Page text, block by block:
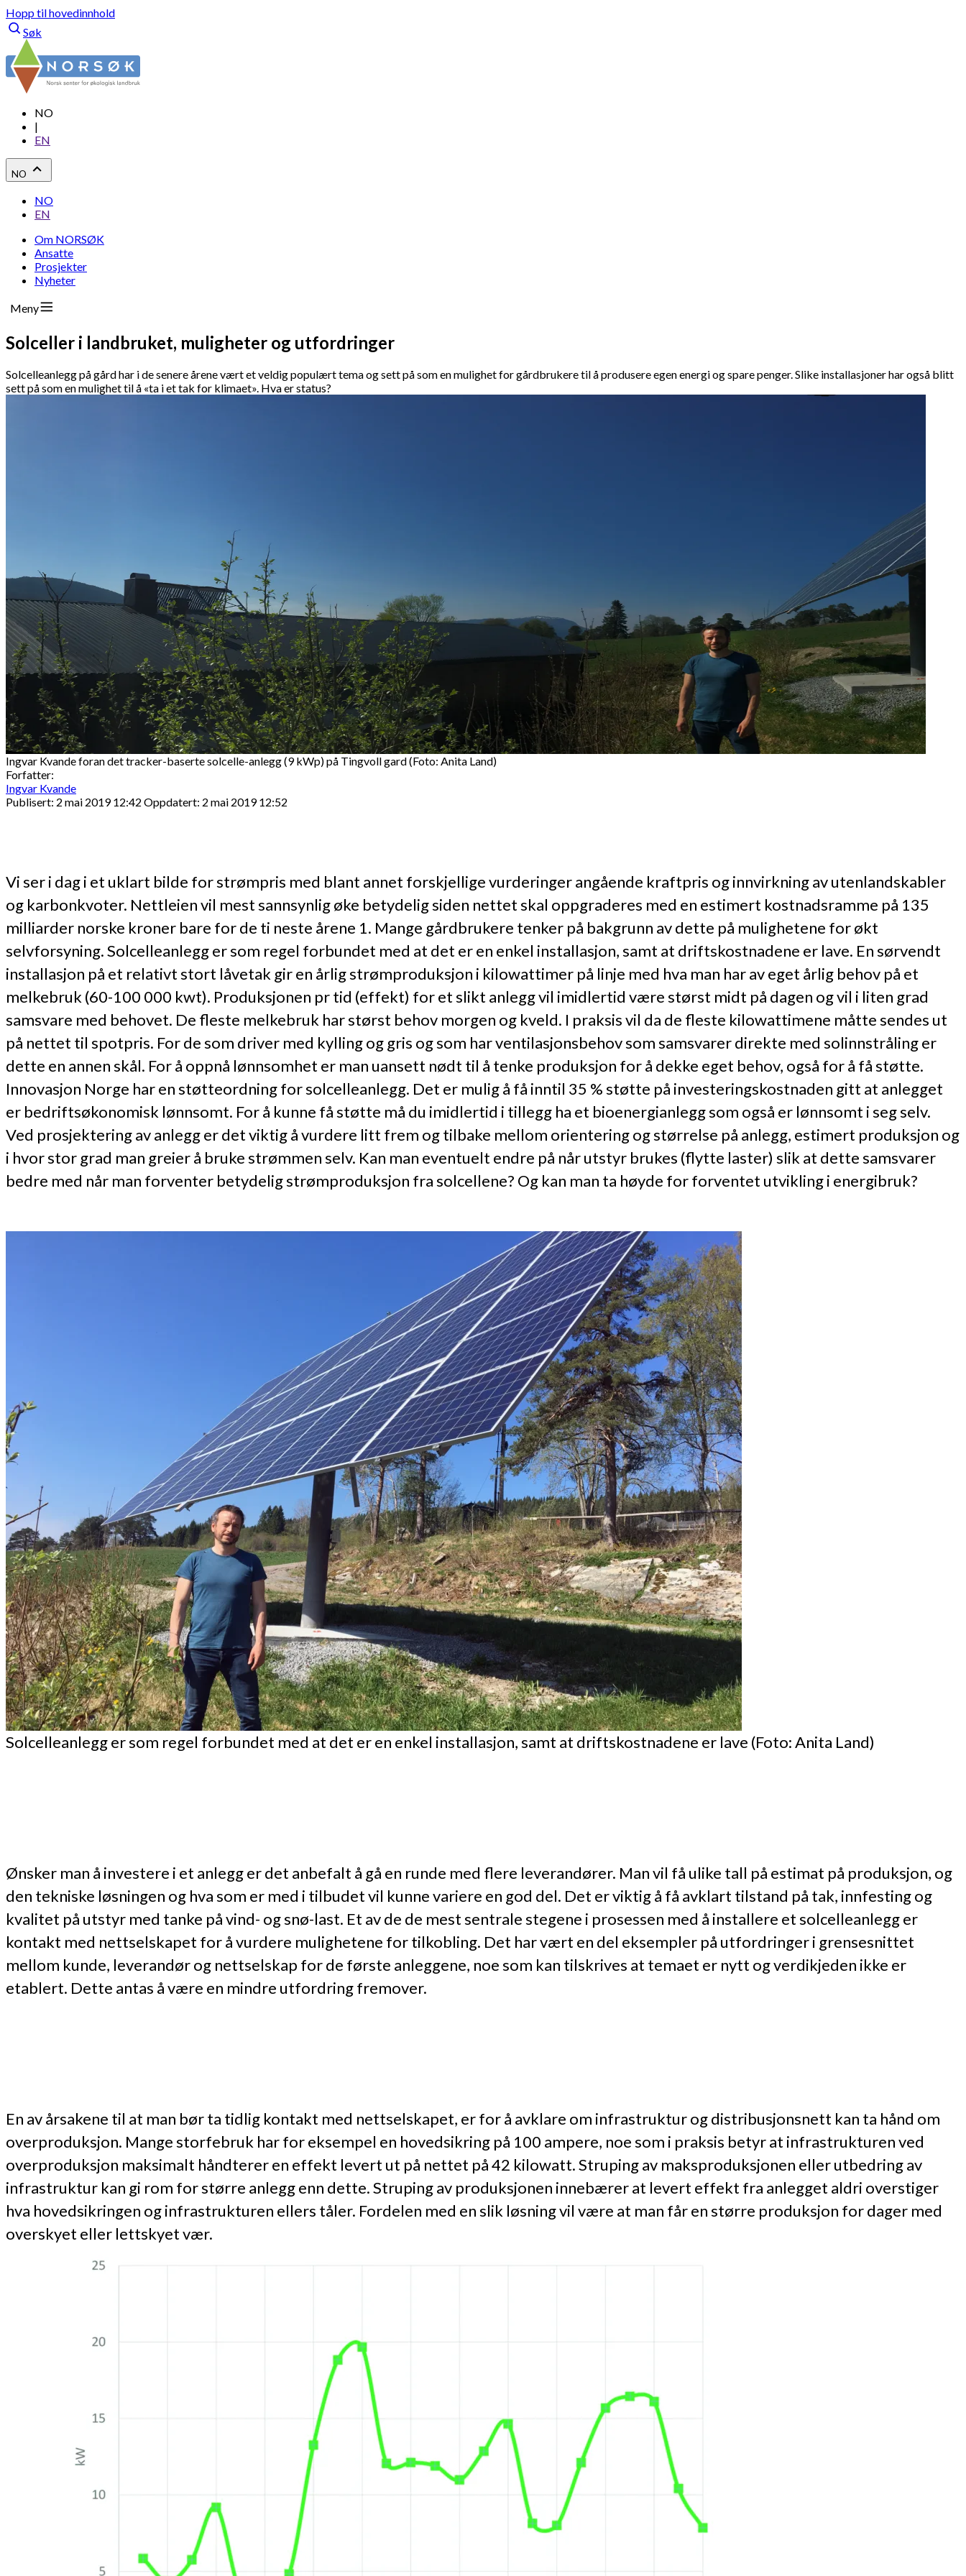
Hopp til hovedinnhold
Søk
NO
|
EN
NO
NO
EN
Om NORSØK
Ansatte
Prosjekter
Nyheter
Meny
Solceller i landbruket, muligheter og utfordringer
Solcelleanlegg på gård har i de senere årene vært et veldig populært tema og sett på som en mulighet for gårdbrukere til å produsere egen energi og spare penger. Slike installasjoner har også blitt
sett på som en mulighet til å «ta i et tak for klimaet». Hva er status?
Ingvar Kvande foran det tracker-baserte solcelle-anlegg (9 kWp) på Tingvoll gard (Foto: Anita Land)
Forfatter:
Ingvar Kvande
Publisert: 2 mai 2019 12:42 Oppdatert: 2 mai 2019 12:52
Vi ser i dag i et uklart bilde for strømpris med blant annet forskjellige vurderinger angående kraftpris og innvirkning av utenlandskabler
og karbonkvoter. Nettleien vil mest sannsynlig øke betydelig siden nettet skal oppgraderes med en estimert kostnadsramme på 135
milliarder norske kroner bare for de ti neste årene 1. Mange gårdbrukere tenker på bakgrunn av dette på mulighetene for økt
selvforsyning. Solcelleanlegg er som regel forbundet med at det er en enkel installasjon, samt at driftskostnadene er lave. En sørvendt
installasjon på et relativt stort låvetak gir en årlig strømproduksjon i kilowattimer på linje med hva man har av eget årlig behov på et
melkebruk (60-100 000 kwt). Produksjonen pr tid (effekt) for et slikt anlegg vil imidlertid være størst midt på dagen og vil i liten grad
samsvare med behovet. De fleste melkebruk har størst behov morgen og kveld. I praksis vil da de fleste kilowattimene måtte sendes ut
på nettet til spotpris. For de som driver med kylling og gris og som har ventilasjonsbehov som samsvarer direkte med solinnstråling er
dette en annen skål. For å oppnå lønnsomhet er man uansett nødt til å tenke produksjon for å dekke eget behov, også for å få støtte.
Innovasjon Norge har en støtteordning for solcelleanlegg. Det er mulig å få inntil 35 % støtte på investeringskostnaden gitt at anlegget
er bedriftsøkonomisk lønnsomt. For å kunne få støtte må du imidlertid i tillegg ha et bioenergianlegg som også er lønnsomt i seg selv.
Ved prosjektering av anlegg er det viktig å vurdere litt frem og tilbake mellom orientering og størrelse på anlegg, estimert produksjon og
i hvor stor grad man greier å bruke strømmen selv. Kan man eventuelt endre på når utstyr brukes (flytte laster) slik at dette samsvarer
bedre med når man forventer betydelig strømproduksjon fra solcellene? Og kan man ta høyde for forventet utvikling i energibruk?
Solcelleanlegg er som regel forbundet med at det er en enkel installasjon, samt at driftskostnadene er lave (Foto: Anita Land)
Ønsker man å investere i et anlegg er det anbefalt å gå en runde med flere leverandører. Man vil få ulike tall på estimat på produksjon, og
den tekniske løsningen og hva som er med i tilbudet vil kunne variere en god del. Det er viktig å få avklart tilstand på tak, innfesting og
kvalitet på utstyr med tanke på vind- og snø-last. Et av de de mest sentrale stegene i prosessen med å installere et solcelleanlegg er
kontakt med nettselskapet for å vurdere mulighetene for tilkobling. Det har vært en del eksempler på utfordringer i grensesnittet
mellom kunde, leverandør og nettselskap for de første anleggene, noe som kan tilskrives at temaet er nytt og verdikjeden ikke er
etablert. Dette antas å være en mindre utfordring fremover.
En av årsakene til at man bør ta tidlig kontakt med nettselskapet, er for å avklare om infrastruktur og distribusjonsnett kan ta hånd om
overproduksjon. Mange storfebruk har for eksempel ­en hovedsikring på 100 ampere, noe som i praksis betyr at infrastrukturen ved
overproduksjon maksimalt håndterer en effekt levert ut på nettet på 42 kilowatt. Struping av maksproduksjonen eller utbedring av
infrastruktur kan gi rom for større anlegg enn dette. Struping av produksjonen innebærer at levert effekt fra anlegget aldri overstiger
hva hovedsikringen og infrastrukturen ellers tåler. Fordelen med en slik løsning vil være at man får en større produksjon for dager med
overskyet eller lettskyet vær.